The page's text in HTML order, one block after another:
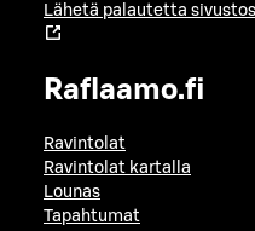
Lähetä palautetta
Raflaamo.fi
Ravintolat
Ravintolat kartalla
Lounas
Tapahtumat